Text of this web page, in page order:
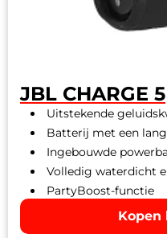
JBL CHARGE 5
Uitstekende
Batterij met een
Ingebouwde
Volledig waterdicht
PartyBoost-functie
Kopen